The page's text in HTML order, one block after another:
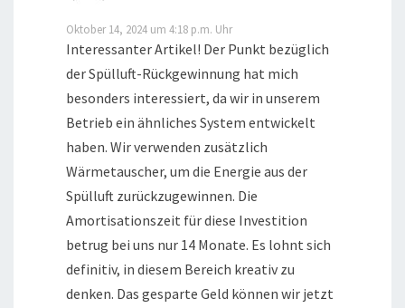
Oktober 14, 2024 um 4:18 p.m. Uhr
Interessanter Artikel! Der Punkt bezüglich
der Spülluft-Rückgewinnung hat mich
besonders interessiert, da wir in unserem
Betrieb ein ähnliches System entwickelt
haben. Wir verwenden zusätzlich
Wärmetauscher, um die Energie aus der
Spülluft zurückzugewinnen. Die
Amortisationszeit für diese Investition
betrug bei uns nur 14 Monate. Es lohnt sich
definitiv, in diesem Bereich kreativ zu
denken. Das gesparte Geld können wir jetzt